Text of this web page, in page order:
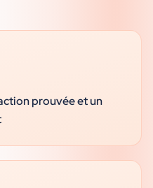
prouvée et un